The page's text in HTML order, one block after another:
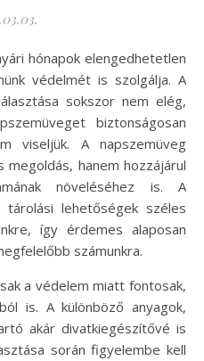
védelmét is szolgálja. A
sokszor nem elég,
biztonságosan
viseljük. A napszemüveg
hanem hozzájárul
növeléséhez is. A
lehetőségek széles
így érdemes alaposan
számunkra.
a védelem miatt fontosak,
is. A különböző anyagok,
akár divatkiegészítővé is
során figyelembe kell